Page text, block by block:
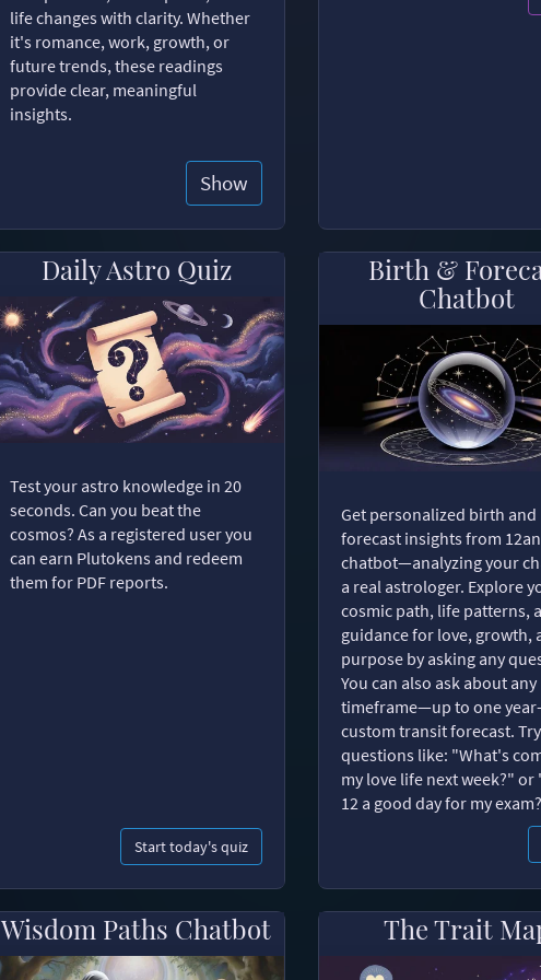
life changes with clarity. Whether
it's romance, work, growth, or
future trends, these readings
provide clear, meaningful
insights.
Show
Daily Astro Quiz
Test your astro knowledge in 20
seconds. Can you beat the
cosmos? As a registered user you
can earn Plutokens and redeem
them for PDF reports.
Start today's quiz
Birth &
Chatbot
Get personalized birth and
forecast insights from
chatbot—analyzing your
a real astrologer. Explore
cosmic path, life patterns,
guidance for love, growth,
purpose by asking any
You can also ask about any
timeframe—up to one
custom transit forecast. Try
questions like: "What's
my love life next week?" or
12 a good day for my
Wisdom Paths Chatbot The Trait